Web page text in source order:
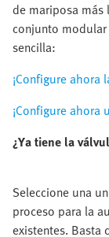
de mariposa
conjunto
sencilla:
¡Configure
¡Configure ahora
¿Ya tiene la
Seleccione una
proceso para la
existentes. Basta